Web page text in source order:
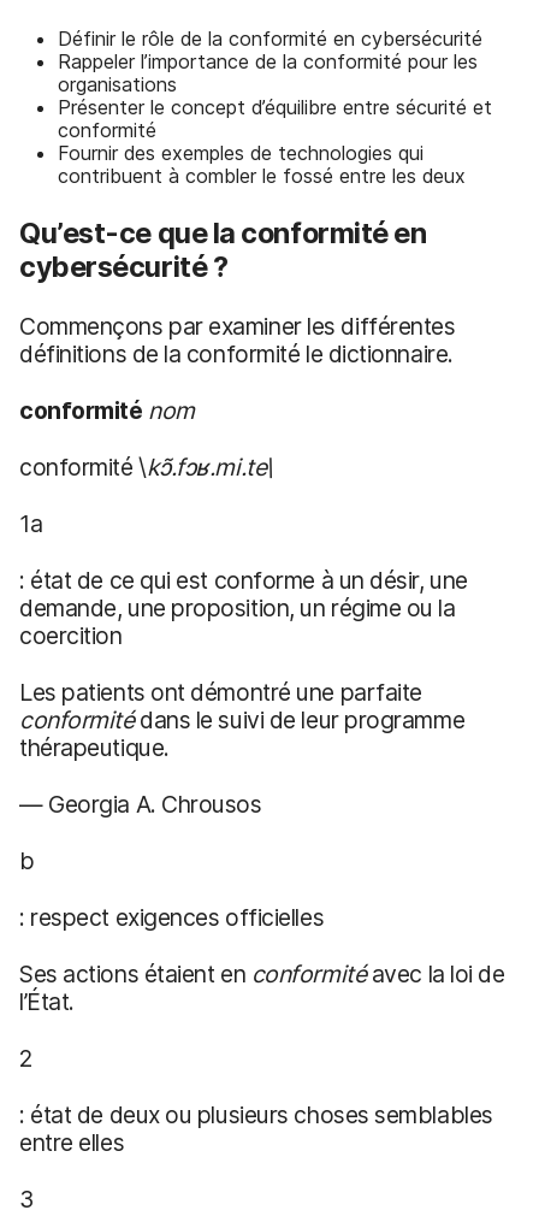
Définir le rôle de la conformité en cybersécurité
Rappeler l’importance de la conformité pour les
organisations
Présenter le concept d’équilibre entre sécurité et
conformité
Fournir des exemples de technologies qui
contribuent à combler le fossé entre les deux
Qu’est-ce que la conformité en
cybersécurité ?
Commençons par examiner les différentes
définitions de la conformité le dictionnaire.
conformité nom
conformité \kɔ̃.fɔʁ.mi.te\
1a
: état de ce qui est conforme à un désir, une
demande, une proposition, un régime ou la
coercition
Les patients ont démontré une parfaite
conformitédans le suivi de leur programme
thérapeutique.
— Georgia A. Chrousos
b
: respect exigences officielles
Ses actions étaient en conformitéavec la loi de
l’État.
2
: état de deux ou plusieurs choses semblables
entre elles
3